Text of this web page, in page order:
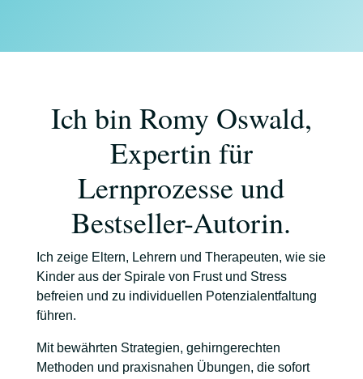
Ich bin Romy Oswald,
Expertin für
Lernprozesse und
Bestseller-Autorin.
Ich zeige Eltern, Lehrern und Therapeuten, wie sie
Kinder aus der Spirale von Frust und Stress
befreien und zu individuellen Potenzialentfaltung
führen.
Mit bewährten Strategien, gehirngerechten
Methoden und praxisnahen Übungen, die sofort